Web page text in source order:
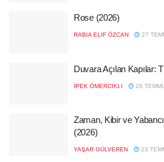
Rose (2026)
RABIA ELIF ÖZCAN 27
Duvara Açılan Kapılar:
İPEK ÖMERCIKLI 26
Zaman, Kibir ve
(2026)
YAŞAR GÜLVEREN 23